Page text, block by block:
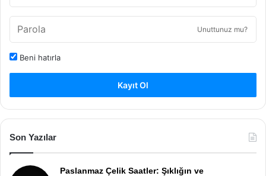
Unuttunuz mu?
Beni hatırla
Kayıt Ol
Son Yazılar
Paslanmaz Çelik Saatler: Şıklığın ve